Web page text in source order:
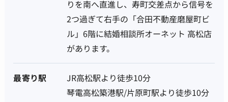
りを南へ直進し、寿町交差点から信号を
2つ過ぎて右手の「合田不動産磨屋町ビ
ル」6階に結婚相談所オーネット 高松店
があります。
最寄り駅
JR高松駅より徒歩10分
琴電高松築港駅/片原町駅より徒歩10分